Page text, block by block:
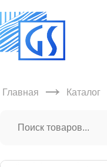
Главная → Каталог